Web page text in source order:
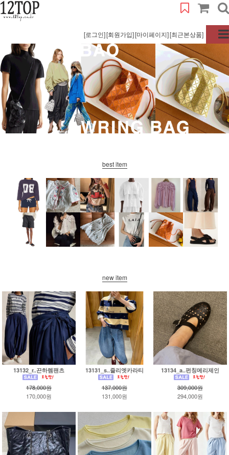
[로그인][회원가입][마이페이지][최근본상품]
best item
new item
13132_r..끈하렘팬츠
178,000원
170,000원
13131_s..줄리엣카라티
137,000원
131,000원
13134_a..펀칭메리제인
309,000원
294,000원